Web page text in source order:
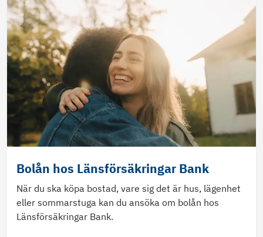
Bolån hos Länsförsäkringar Bank
När du ska köpa bostad, vare sig det är hus, lägenhet
eller sommarstuga kan du ansöka om bolån hos
Länsförsäkringar Bank.